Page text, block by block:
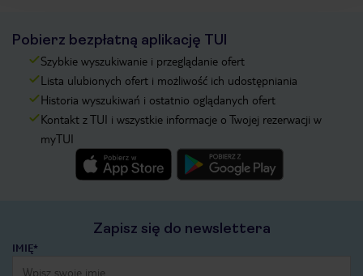
Pobierz bezpłatną aplikację TUI
Szybkie wyszukiwanie i przeglądanie ofert
Lista ulubionych ofert i możliwość ich udostępniania
Historia wyszukiwań i ostatnio oglądanych ofert
Kontakt z TUI i wszystkie informacje o Twojej rezerwacji w
myTUI
Zapisz się do newslettera
IMIĘ*